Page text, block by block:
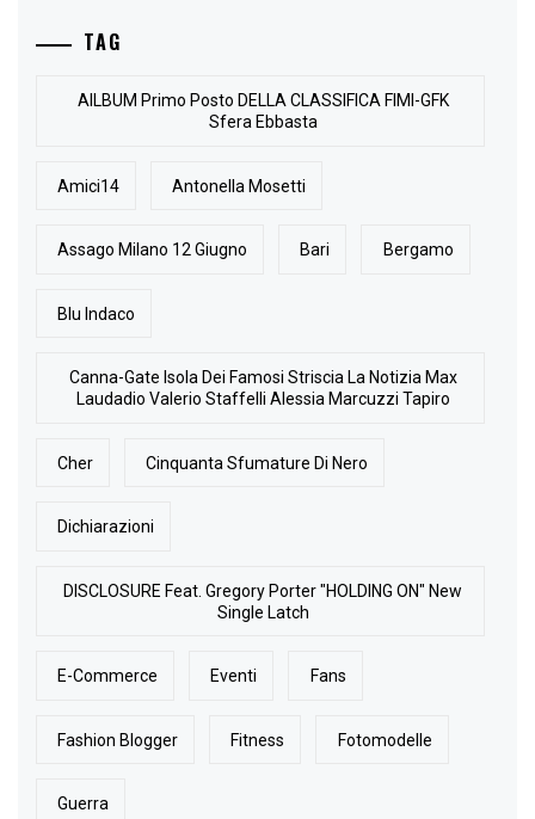
TAG
AlLBUM Primo Posto DELLA CLASSIFICA FIMI-GFK
Sfera Ebbasta
Amici14 Antonella Mosetti
Assago Milano 12 Giugno Bari Bergamo
Blu Indaco
Canna-Gate Isola Dei Famosi Striscia La Notizia Max
Laudadio Valerio Staffelli Alessia Marcuzzi Tapiro
Cher Cinquanta Sfumature Di Nero
Dichiarazioni
DISCLOSURE Feat. Gregory Porter "HOLDING ON" New
Single Latch
E-Commerce Eventi Fans
Fashion Blogger Fitness Fotomodelle
Guerra